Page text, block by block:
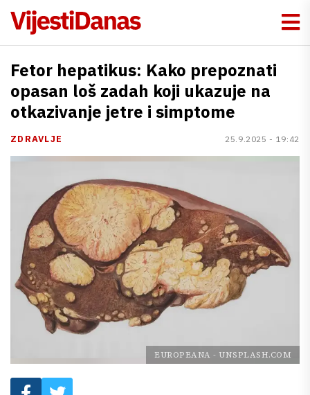
Fetor hepatikus: Kako prepoznati
opasan loš zadah koji ukazuje na
otkazivanje jetre i simptome
ZDRAVLJE 25.9.2025 - 19:42
EUROPEANA - UNSPLASH.COM